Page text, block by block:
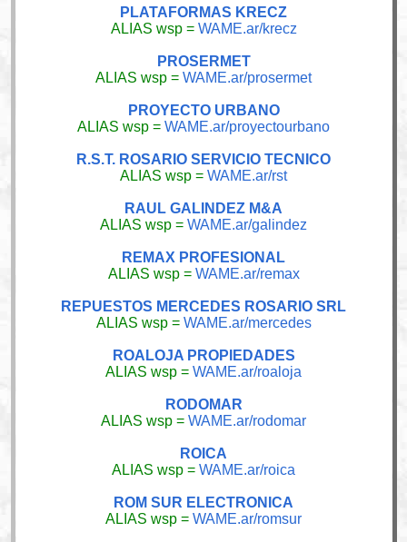
PLATAFORMAS KRECZ
ALIAS wsp = WAME.ar/krecz
PROSERMET
ALIAS wsp = WAME.ar/prosermet
PROYECTO URBANO
ALIAS wsp = WAME.ar/proyectourbano
R.S.T. ROSARIO SERVICIO TECNICO
ALIAS wsp = WAME.ar/rst
RAUL GALINDEZ M&A
ALIAS wsp = WAME.ar/galindez
REMAX PROFESIONAL
ALIAS wsp = WAME.ar/remax
REPUESTOS MERCEDES ROSARIO SRL
ALIAS wsp = WAME.ar/mercedes
ROALOJA PROPIEDADES
ALIAS wsp = WAME.ar/roaloja
RODOMAR
ALIAS wsp = WAME.ar/rodomar
ROICA
ALIAS wsp = WAME.ar/roica
ROM SUR ELECTRONICA
ALIAS wsp = WAME.ar/romsur